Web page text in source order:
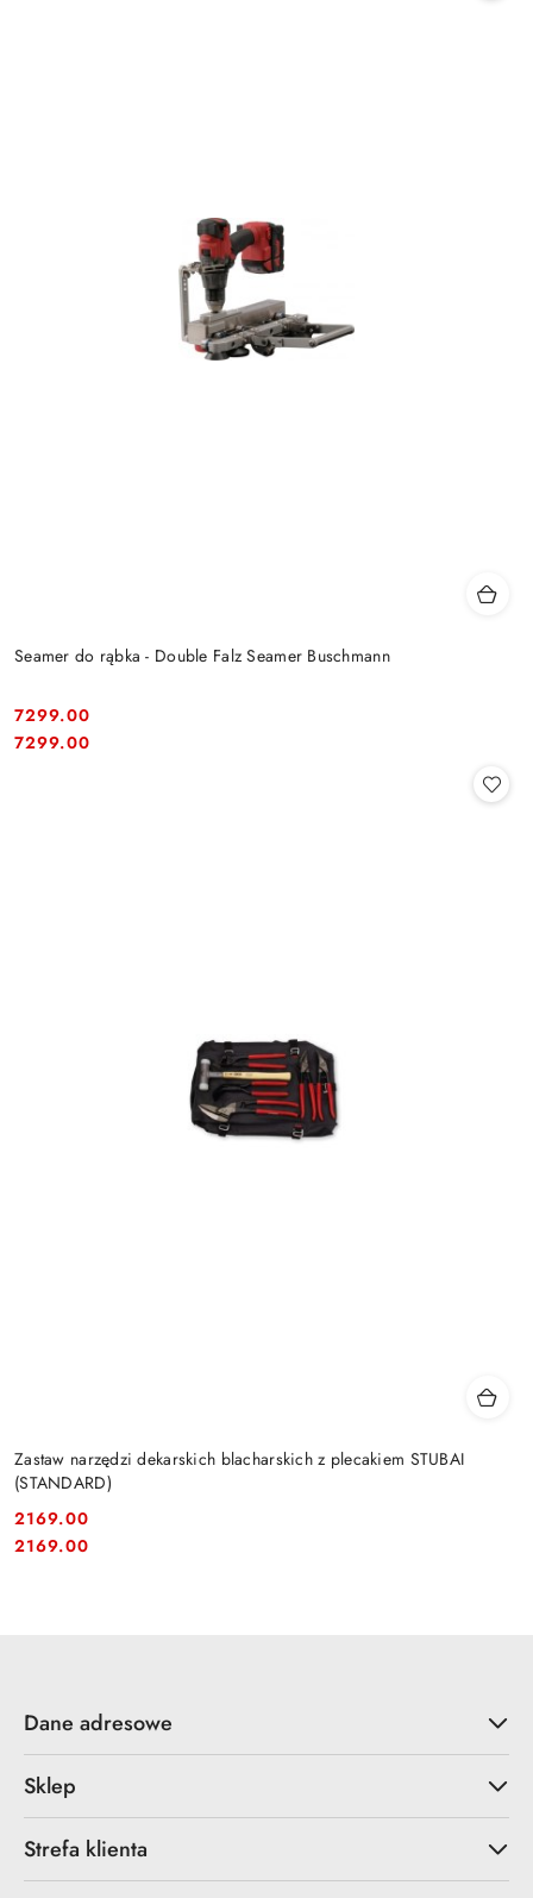
Seamer do rąbka - Double Falz Seamer Buschmann
Cena:
7299.00
Cena:
7299.00
Zastaw narzędzi dekarskich blacharskich z plecakiem STUBAI
(STANDARD)
Cena:
2169.00
Cena:
2169.00
Dane adresowe
Sklep
Strefa klienta